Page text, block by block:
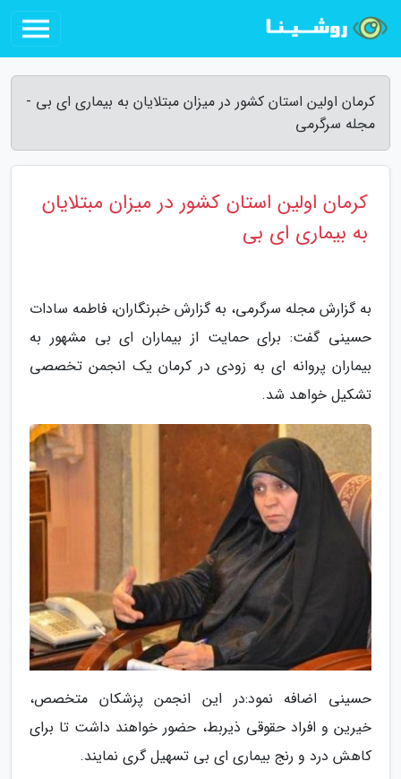
کرمان اولین استان کشور در میزان مبتلایان به بیماری ای بی -
مجله سرگرمی
کرمان اولین استان کشور در میزان مبتلایان
به بیماری ای بی
به گزارش مجله سرگرمی، به گزارش خبرنگاران، فاطمه سادات
حسینی گفت: برای حمایت از بیماران ای بی مشهور به
بیماران پروانه ای به زودی در کرمان یک انجمن تخصصی
تشکیل خواهد شد.
حسینی اضافه نمود:در این انجمن پزشکان متخصص،
خیرین و افراد حقوقی ذیربط، حضور خواهند داشت تا برای
کاهش درد و رنج بیماری ای بی تسهیل گری نمایند.